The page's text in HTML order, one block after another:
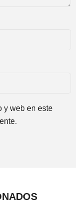
y web en este